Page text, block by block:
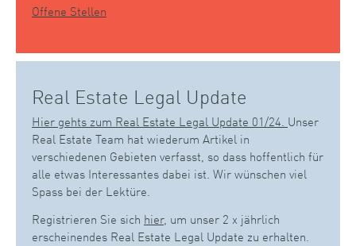
Offene Stellen
Real Estate Legal Update
Hier gehts zum Real Estate Legal Update 01/24. Unser
Real Estate Team hat wiederum Artikel in
verschiedenen Gebieten verfasst, so dass hoffentlich für
alle etwas Interessantes dabei ist. Wir wünschen viel
Spass bei der Lektüre.
Registrieren Sie sich hier, um unser 2 x jährlich
erscheinendes Real Estate Legal Update zu erhalten.